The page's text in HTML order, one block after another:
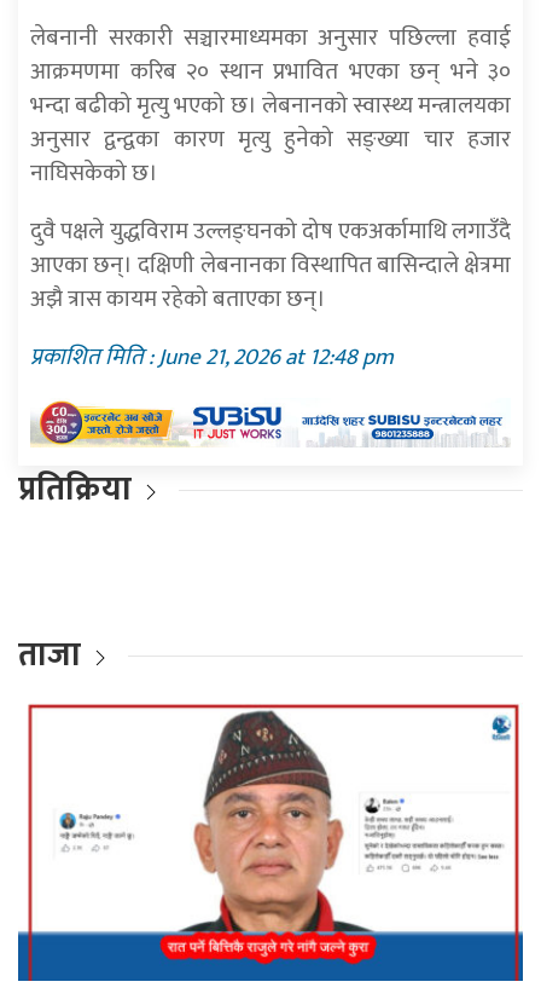
लेबनानी सरकारी सञ्चारमाध्यमका अनुसार पछिल्ला हवाई
आक्रमणमा करिब २० स्थान प्रभावित भएका छन् भने ३०
भन्दा बढीको मृत्यु भएको छ। लेबनानको स्वास्थ्य मन्त्रालयका
अनुसार द्वन्द्वका कारण मृत्यु हुनेको सङ्ख्या चार हजार
नाघिसकेको छ।
दुवै पक्षले युद्धविराम उल्लङ्घनको दोष एकअर्कामाथि लगाउँदै
आएका छन्। दक्षिणी लेबनानका विस्थापित बासिन्दाले क्षेत्रमा
अझै त्रास कायम रहेको बताएका छन्।
प्रकाशित मिति : June 21, 2026 at 12:48 pm
प्रतिक्रिया
ताजा